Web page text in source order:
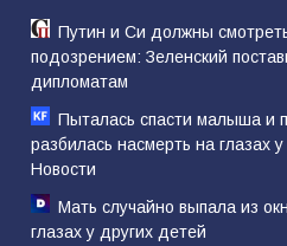
Путин и Си должны
подозрением: Зеленский
дипломатам
Пыталась спасти малыша и
разбилась насмерть на глазах
Новости
Мать случайно выпала из
глазах у других детей